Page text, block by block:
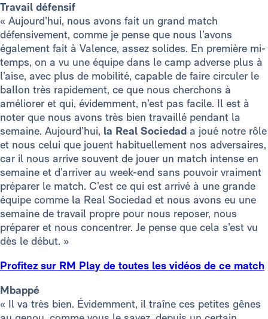
Travail défensif
« Aujourd’hui, nous avons fait un grand match
défensivement, comme je pense que nous l’avons
également fait à Valence, assez solides. En première mi-
temps, on a vu une équipe dans le camp adverse plus à
l’aise, avec plus de mobilité, capable de faire circuler le
ballon très rapidement, ce que nous cherchons à
améliorer et qui, évidemment, n’est pas facile. Il est à
noter que nous avons très bien travaillé pendant la
semaine. Aujourd’hui, la Real Sociedad a joué notre rôle
et nous celui que jouent habituellement nos adversaires,
car il nous arrive souvent de jouer un match intense en
semaine et d’arriver au week-end sans pouvoir vraiment
préparer le match. C’est ce qui est arrivé à une grande
équipe comme la Real Sociedad et nous avons eu une
semaine de travail propre pour nous reposer, nous
préparer et nous concentrer. Je pense que cela s’est vu
dès le début. »
Profitez sur RM Play de toutes les vidéos de ce match
Mbappé
« Il va très bien. Évidemment, il traîne ces petites gênes